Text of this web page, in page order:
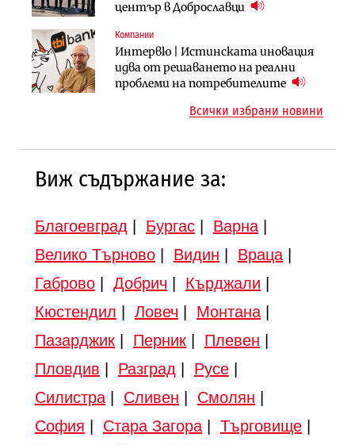
център в Доброславци
Компании
Интервю | Истинската иновация
идва от решаването на реални
проблеми на потребителите
придобиване на Euroapi Italy
Инфраструктура
АПИ възложи промяната на
парцеларния план за
оценки на имотите може да бъдат
Инфраструктура
Вторият мост над Варненското
езеро става част от бъдещата
Всички избрани новини
Виж съдържание за:
Благоевград Бургас| Варна|
Велико Търново| Видин Враца|
Габрово| Добрич Кърджали
Кюстендил
Ловеч Монтана|
Пазарджик| Перник| Плевен
Пловдив
Разград Русе|
Силистра| Сливен Смолян
София
Стара Загора| Търговище|